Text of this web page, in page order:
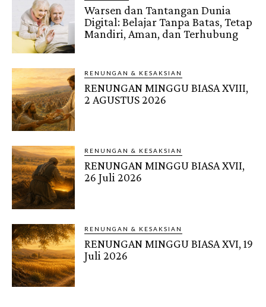
Warsen dan Tantangan Dunia
Digital: Belajar Tanpa Batas, Tetap
Mandiri, Aman, dan Terhubung
RENUNGAN & KESAKSIAN
RENUNGAN MINGGU BIASA XVIII,
2 AGUSTUS 2026
RENUNGAN & KESAKSIAN
RENUNGAN MINGGU BIASA XVII,
26 Juli 2026
RENUNGAN & KESAKSIAN
RENUNGAN MINGGU BIASA XVI, 19
Juli 2026